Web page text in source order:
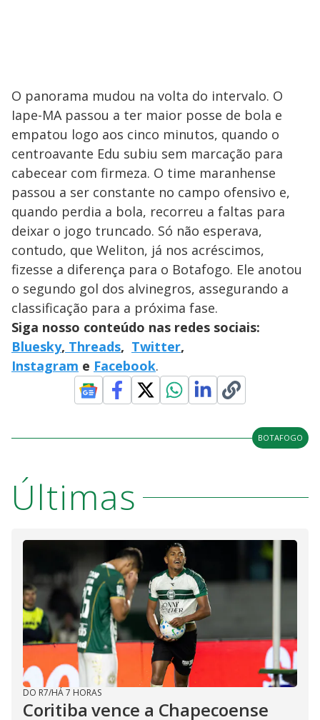
O panorama mudou na volta do intervalo. O
Iape-MA passou a ter maior posse de bola e
empatou logo aos cinco minutos, quando o
centroavante Edu subiu sem marcação para
cabecear com firmeza. O time maranhense
passou a ser constante no campo ofensivo e,
quando perdia a bola, recorreu a faltas para
deixar o jogo truncado. Só não esperava,
contudo, que Weliton, já nos acréscimos,
fizesse a diferença para o Botafogo. Ele anotou
o segundo gol dos alvinegros, assegurando a
classificação para a próxima fase.
Siga nosso conteúdo nas redes sociais:
Bluesky, Threads, Twitter,
Instagram e Facebook.
BOTAFOGO
Últimas
DO R7/HÁ 7 HORAS
Coritiba vence a Chapecoense